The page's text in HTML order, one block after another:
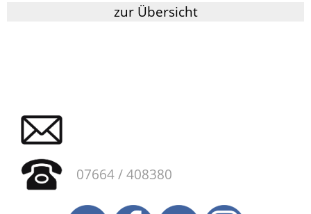
zur Übersicht
07664 / 408380